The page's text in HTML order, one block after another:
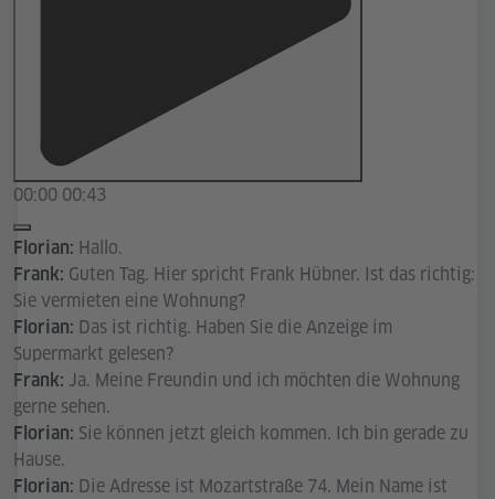
00:00 00:43
Florian: Hallo.
Frank: Guten Tag. Hier spricht Frank Hübner. Ist das richtig:
Sie vermieten eine Wohnung?
Florian: Das ist richtig. Haben Sie die Anzeige im
Supermarkt gelesen?
Frank: Ja. Meine Freundin und ich möchten die Wohnung
gerne sehen.
Florian: Sie können jetzt gleich kommen. Ich bin gerade zu
Hause.
Florian: Die Adresse ist Mozartstraße 74. Mein Name ist